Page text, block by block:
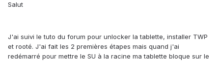
Salut
J'ai suivi le tuto du forum pour unlocker la tablette, installer TWP
et rooté. J'ai fait les 2 premières étapes mais quand j'ai
redémarré pour mettre le SU à la racine ma tablette bloque sur le